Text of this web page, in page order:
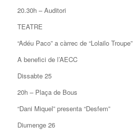
20.30h – Auditori
TEATRE
“Adéu Paco” a càrrec de “Lolailo Troupe”
A benefici de l’AECC
Dissabte 25
20h – Plaça de Bous
“Dani Miquel” presenta “Desfem”
Diumenge 26